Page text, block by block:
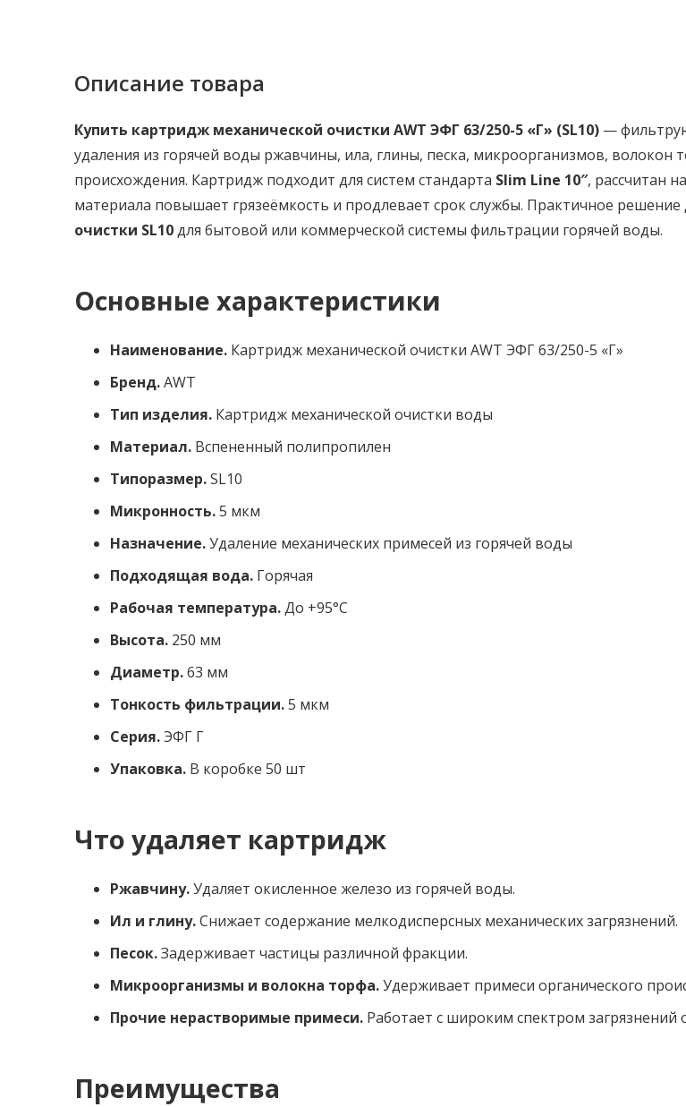
Описание товара
Купить картридж механической очистки AWT ЭФГ 63/250-5 «Г» (SL10) —
удаления из горячей воды ржавчины, ила, глины, песка, микроорганизмов, волокон
происхождения. Картридж подходит для систем стандарта Slim Line 10″, рассчитан
материала повышает грязеёмкость и продлевает срок службы. Практичное решение
очистки SL10для бытовой или коммерческой системы фильтрации горячей воды.
Основные характеристики
Наименование. Картридж механической очистки AWT ЭФГ 63/250-5 «Г»
Бренд.AWT
Тип изделия. Картридж механической очистки воды
Материал. Вспененный полипропилен
Типоразмер.SL10
Микронность.5 мкм
Назначение.Удаление механических примесей из горячей воды
Подходящая вода. Горячая
Рабочая температура.До +95°C
Высота. 250 мм
Диаметр.63 мм
Тонкость фильтрации.5 мкм
Серия.ЭФГ Г
Упаковка. В коробке 50 шт
Что удаляет картридж
Ржавчину.Удаляет окисленное железо из горячей воды.
Ил и глину.Снижает содержание мелкодисперсных механических загрязнений.
Песок.Задерживает частицы различной фракции.
Микроорганизмы и волокна торфа.Удерживает примеси органического
Прочие нерастворимые примеси. Работает с широким спектром загрязнений
Преимущества